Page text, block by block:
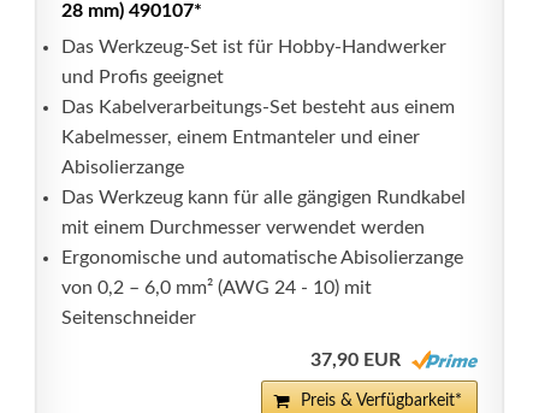
28 mm) 490107*
Das Werkzeug-Set ist für Hobby-Handwerker
und Profis geeignet
Das Kabelverarbeitungs-Set besteht aus einem
Kabelmesser, einem Entmanteler und einer
Abisolierzange
Das Werkzeug kann für alle gängigen Rundkabel
mit einem Durchmesser verwendet werden
Ergonomische und automatische Abisolierzange
von 0,2 – 6,0 mm² (AWG 24 - 10) mit
Seitenschneider
37,90 EUR
Preis & Verfügbarkeit*